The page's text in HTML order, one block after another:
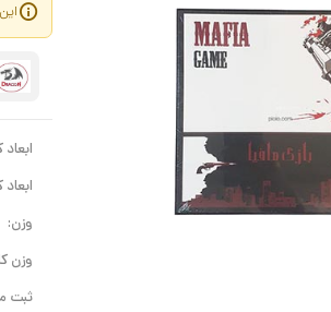
ابعاد
وزن:
وزن
ثبت